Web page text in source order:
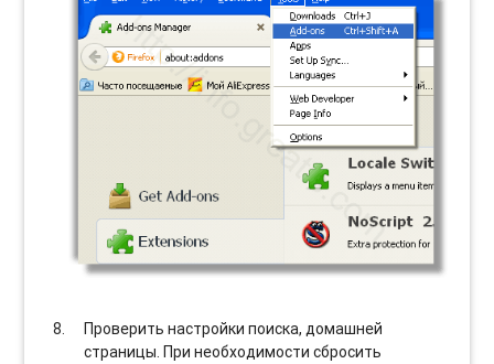
Проверить настройки поиска, домашней
страницы. При необходимости сбросить